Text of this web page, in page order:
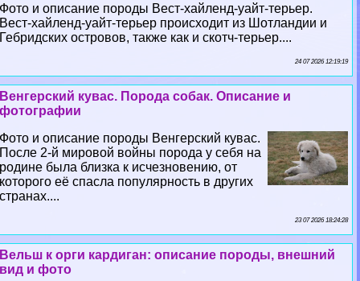
Фото и описание породы Вест-хайленд-уайт-терьер.
Вест-хайленд-уайт-терьер происходит из Шотландии и
Гебридских островов, также как и скотч-терьер....
24 07 2026 12:19:19
Венгерский кувас. Порода собак. Описание и
фотографии
Фото и описание породы Венгерский кувас.
После 2-й мировой войны порода у себя на
родине была близка к исчезновению, от
которого её спасла популярность в других
странах....
23 07 2026 18:24:28
Вельш к opги кардиган: описание породы, внешний
вид и фото